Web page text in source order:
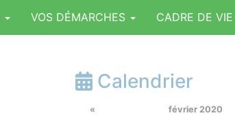
VOS DÉMARCHES
CADRE DE VIE
Calendrier
« février 2020